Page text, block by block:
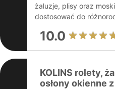
żaluzje, plisy oraz
dostosować do
10.0
KOLINS rolety,
osłony okienne